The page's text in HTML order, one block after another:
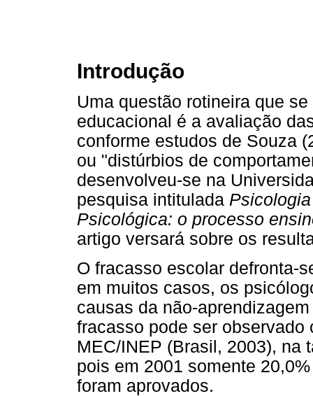
Introdução
Uma questão rotineira que
educacional é a avaliação
conforme estudos de Souza
ou "distúrbios de
desenvolveu-se na
pesquisa intitulada
Psicológica: o processo
artigo versará sobre os
O fracasso escolar defronta-
em muitos casos, os
causas da não-
fracasso pode ser
MEC/INEP (Brasil, 2003), na
pois em 2001 somente
foram aprovados.